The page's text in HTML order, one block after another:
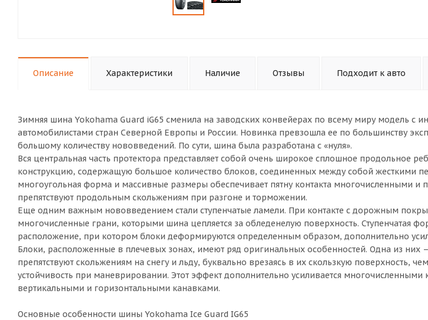
Описание Характеристики Наличие Отзывы Подходит к авто
Зимняя шина Yokohama Guard iG65 сменила на заводских конвейерах по всему миру модель с
автомобилистами стран Северной Европы и России. Новинка превзошла ее по большинству
большому количеству нововведений. По сути, шина была разработана с «нуля».
Вся центральная часть протектора представляет собой очень широкое сплошное продольное
конструкцию, содержащую большое количество блоков, соединенных между собой жесткими
многоугольная форма и массивные размеры обеспечивает пятну контакта многочисленными и
препятствуют продольным скольжениям при разгоне и торможении.
Еще одним важным нововведением стали ступенчатые ламели. При контакте с дорожным
многочисленные грани, которыми шина цепляется за обледенелую поверхность. Ступенчатая
расположение, при котором блоки деформируются определенным образом, дополнительно
Блоки, расположенные в плечевых зонах, имеют ряд оригинальных особенностей. Одна из них
препятствуют скольжениям на снегу и льду, буквально врезаясь в их скользкую поверхность,
устойчивость при маневрировании. Этот эффект дополнительно усиливается
вертикальными и горизонтальными канавками.
Основные особенности шины Yokohama Ice Guard IG65